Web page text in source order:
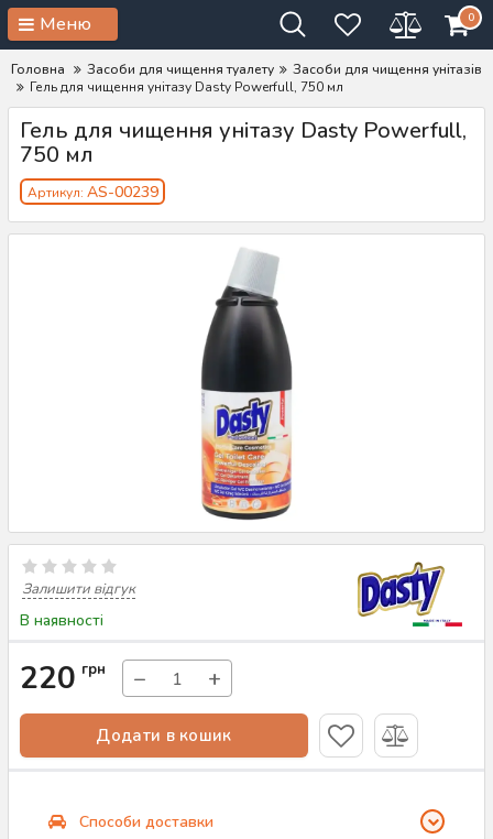
Меню 0
Головна Засоби для чищення туалету
Засоби для чищення унітазів
Гель для чищення унітазу Dasty Powerfull, 750 мл
Гель для чищення унітазу Dasty Powerfull,
750 мл
Артикул: AS-00239
Залишити відгук
В наявності
220 грн − +
Додати в кошик
Способи доставки